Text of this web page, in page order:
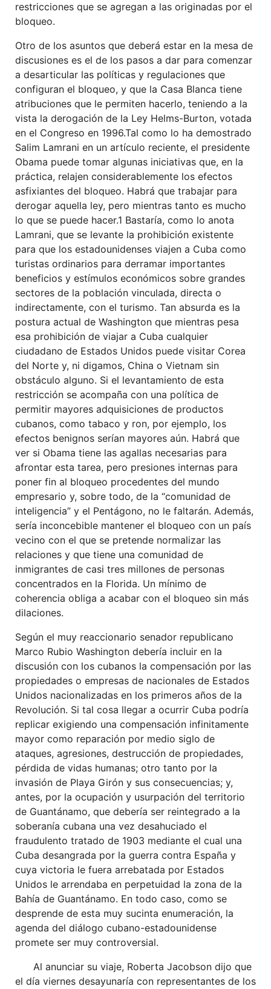
restricciones que se agregan a las originadas por el
bloqueo.
Otro de los asuntos que deberá estar en la mesa de
discusiones es el de los pasos a dar para comenzar
a desarticular las políticas y regulaciones que
configuran el bloqueo, y que la Casa Blanca tiene
atribuciones que le permiten hacerlo, teniendo a la
vista la derogación de la Ley Helms-Burton, votada
en el Congreso en 1996.Tal como lo ha demostrado
Salim Lamrani en un artículo reciente, el presidente
Obama puede tomar algunas iniciativas que, en la
práctica, relajen considerablemente los efectos
asfixiantes del bloqueo. Habrá que trabajar para
derogar aquella ley, pero mientras tanto es mucho
lo que se puede hacer.1 Bastaría, como lo anota
Lamrani, que se levante la prohibición existente
para que los estadounidenses viajen a Cuba como
turistas ordinarios para derramar importantes
beneficios y estímulos económicos sobre grandes
sectores de la población vinculada, directa o
indirectamente, con el turismo. Tan absurda es la
postura actual de Washington que mientras pesa
esa prohibición de viajar a Cuba cualquier
ciudadano de Estados Unidos puede visitar Corea
del Norte y, ni digamos, China o Vietnam sin
obstáculo alguno. Si el levantamiento de esta
restricción se acompaña con una política de
permitir mayores adquisiciones de productos
cubanos, como tabaco y ron, por ejemplo, los
efectos benignos serían mayores aún. Habrá que
ver si Obama tiene las agallas necesarias para
afrontar esta tarea, pero presiones internas para
poner fin al bloqueo procedentes del mundo
empresario y, sobre todo, de la “comunidad de
inteligencia” y el Pentágono, no le faltarán. Además,
sería inconcebible mantener el bloqueo con un país
vecino con el que se pretende normalizar las
relaciones y que tiene una comunidad de
inmigrantes de casi tres millones de personas
concentrados en la Florida. Un mínimo de
coherencia obliga a acabar con el bloqueo sin más
dilaciones.
Según el muy reaccionario senador republicano
Marco Rubio Washington debería incluir en la
discusión con los cubanos la compensación por las
propiedades o empresas de nacionales de Estados
Unidos nacionalizadas en los primeros años de la
Revolución. Si tal cosa llegar a ocurrir Cuba podría
replicar exigiendo una compensación infinitamente
mayor como reparación por medio siglo de
ataques, agresiones, destrucción de propiedades,
pérdida de vidas humanas; otro tanto por la
invasión de Playa Girón y sus consecuencias; y,
antes, por la ocupación y usurpación del territorio
de Guantánamo, que debería ser reintegrado a la
soberanía cubana una vez desahuciado el
fraudulento tratado de 1903 mediante el cual una
Cuba desangrada por la guerra contra España y
cuya victoria le fuera arrebatada por Estados
Unidos le arrendaba en perpetuidad la zona de la
Bahía de Guantánamo. En todo caso, como se
desprende de esta muy sucinta enumeración, la
agenda del diálogo cubano-estadounidense
promete ser muy controversial.
Al anunciar su viaje, Roberta Jacobson dijo que
el día viernes desayunaría con representantes de los